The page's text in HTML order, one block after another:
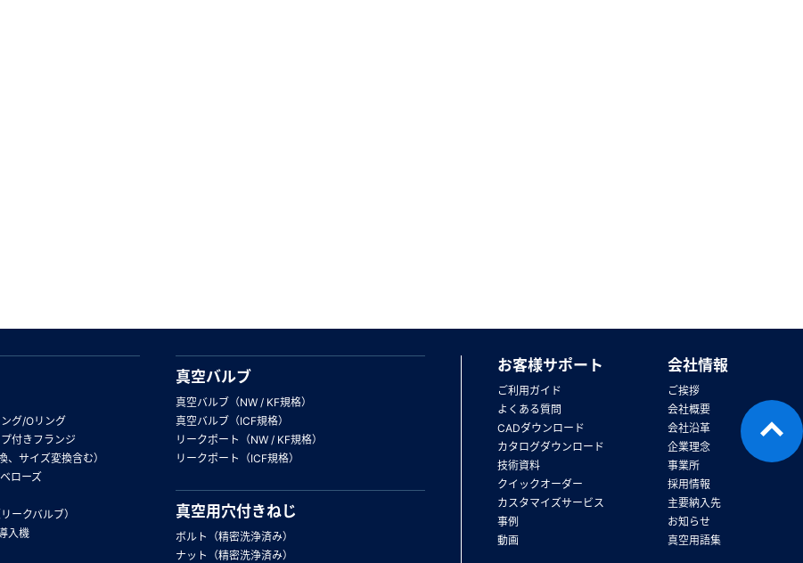
グ/Oリング
付きフランジ
、サイズ変換含む）
ローズ
ークバルブ）
入機
真空バルブ
真空バルブ（NW / KF規格）
真空バルブ（ICF規格）
リークポート（NW / KF規格）
リークポート（ICF規格）
真空用穴付きねじ
ボルト（精密洗浄済み）
ナット（精密洗浄済み）
お客様サポート
ご利用ガイド
よくある質問
CADダウンロード
カタログダウンロード
技術資料
クイックオーダー
カスタマイズサービス
事例
動画
会社情報
ご挨拶
会社概要
会社沿革
企業理念
事業所
採用情報
主要納入先
お知らせ
真空用語集